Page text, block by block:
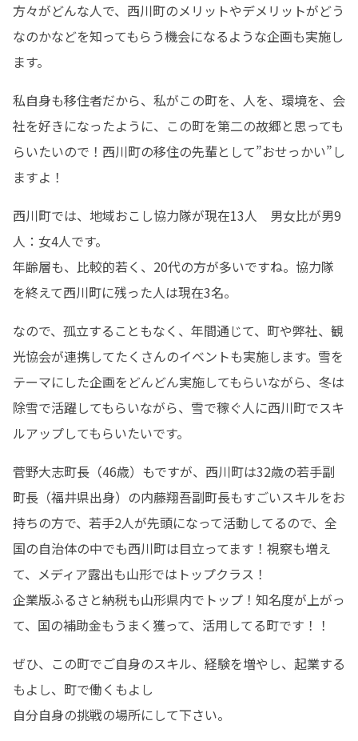
方々がどんな人で、西川町のメリットやデメリットがどう
なのかなどを知ってもらう機会になるような企画も実施し
ます。
私自身も移住者だから、私がこの町を、人を、環境を、会
社を好きになったように、この町を第二の故郷と思っても
らいたいので！西川町の移住の先輩として”おせっかい”し
ますよ！
西川町では、地域おこし協力隊が現在13人　男女比が男9
人：女4人です。
年齢層も、比較的若く、20代の方が多いですね。協力隊
を終えて西川町に残った人は現在3名。
なので、孤立することもなく、年間通じて、町や弊社、観
光協会が連携してたくさんのイベントも実施します。雪を
テーマにした企画をどんどん実施してもらいながら、冬は
除雪で活躍してもらいながら、雪で稼ぐ人に西川町でスキ
ルアップしてもらいたいです。
菅野大志町長（46歳）もですが、西川町は32歳の若手副
町長（福井県出身）の内藤翔吾副町長もすごいスキルをお
持ちの方で、若手2人が先頭になって活動してるので、全
国の自治体の中でも西川町は目立ってます！視察も増え
て、メディア露出も山形ではトップクラス！
企業版ふるさと納税も山形県内でトップ！知名度が上がっ
て、国の補助金もうまく獲って、活用してる町です！！
ぜひ、この町でご自身のスキル、経験を増やし、起業する
もよし、町で働くもよし
自分自身の挑戦の場所にして下さい。